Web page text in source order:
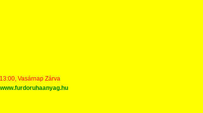
Vasárnap Zárva
www.furdoruhaanyag.hu